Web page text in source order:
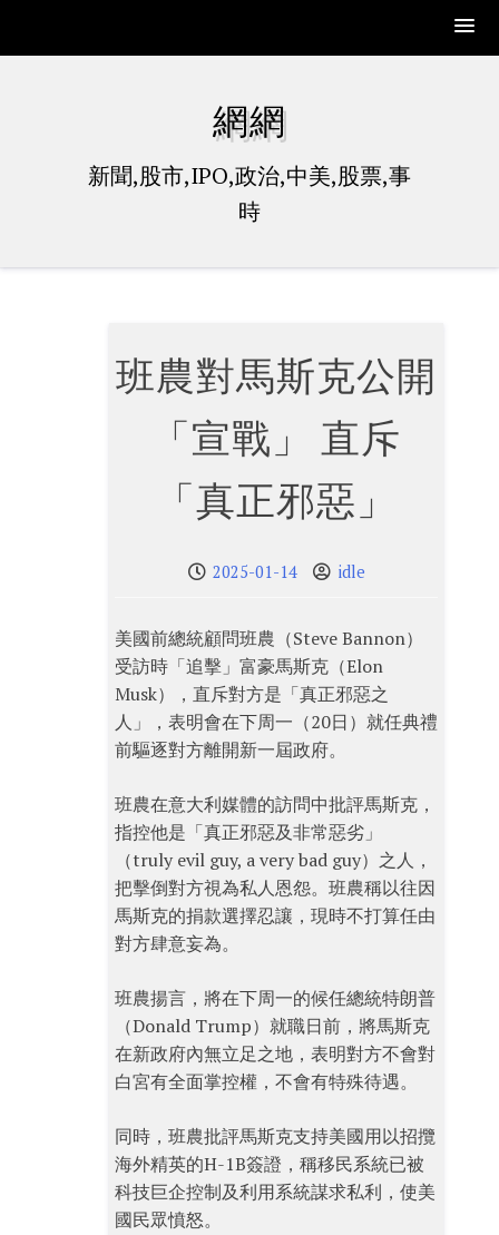
網網
新聞,股市,IPO,政治,中美,股票,事
時
班農對馬斯克公開
「宣戰」 直斥
「真正邪惡」
2025-01-14 idle
美國前總統顧問班農（Steve Bannon）
受訪時「追擊」富豪馬斯克（Elon
Musk），直斥對方是「真正邪惡之
人」，表明會在下周一（20日）就任典禮
前驅逐對方離開新一屆政府。
班農在意大利媒體的訪問中批評馬斯克，
指控他是「真正邪惡及非常惡劣」
（truly evil guy, a very bad guy）之人，
把擊倒對方視為私人恩怨。班農稱以往因
馬斯克的捐款選擇忍讓，現時不打算任由
對方肆意妄為。
班農揚言，將在下周一的候任總統特朗普
（Donald Trump）就職日前，將馬斯克
在新政府內無立足之地，表明對方不會對
白宮有全面掌控權，不會有特殊待遇。
同時，班農批評馬斯克支持美國用以招攬
海外精英的H-1B簽證，稱移民系統已被
科技巨企控制及利用系統謀求私利，使美
國民眾憤怒。